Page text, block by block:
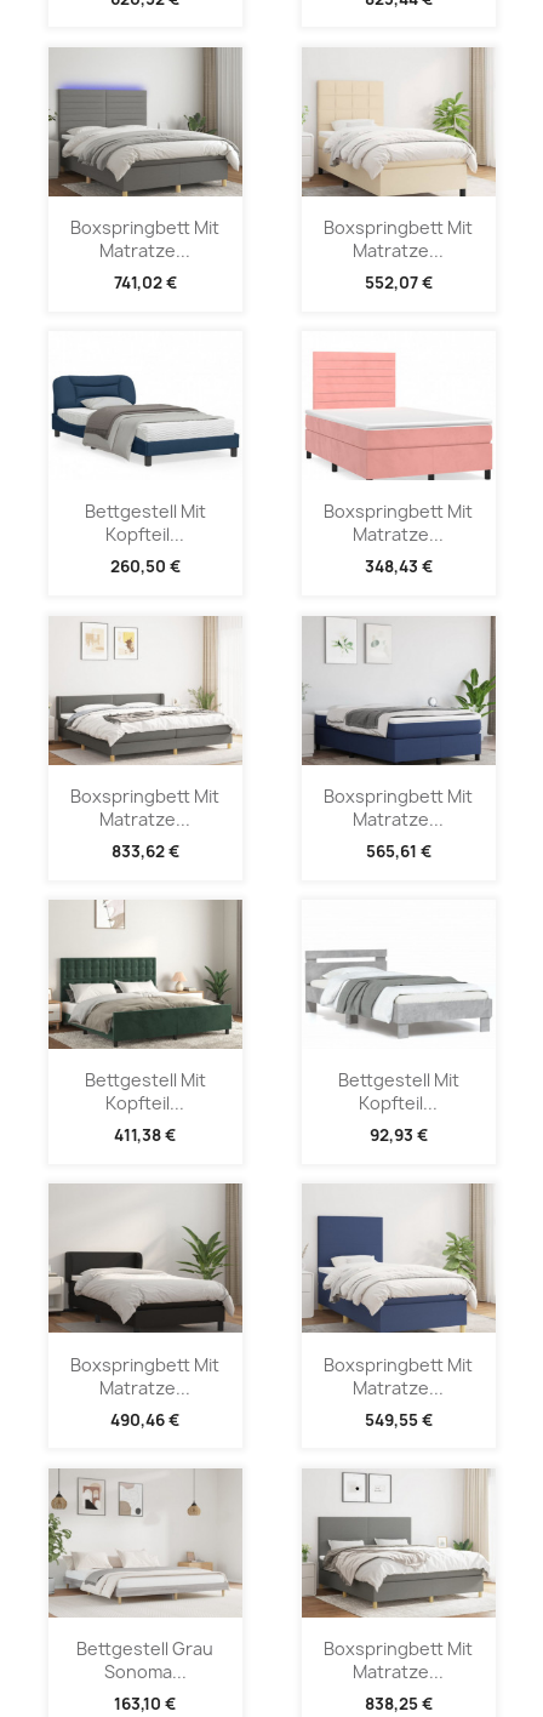
Boxspringbett Mit
Matratze...
741,02 €
Boxspringbett Mit
Matratze...
552,07 €
Bettgestell Mit
Kopfteil...
260,50 €
Boxspringbett Mit
Matratze...
348,43 €
Boxspringbett Mit
Matratze...
833,62 €
Boxspringbett Mit
Matratze...
565,61 €
Bettgestell Mit
Kopfteil...
411,38 €
Bettgestell Mit
Kopfteil...
92,93 €
Boxspringbett Mit
Matratze...
490,46 €
Boxspringbett Mit
Matratze...
549,55 €
Bettgestell Grau
Sonoma...
163,10 €
Boxspringbett Mit
Matratze...
838,25 €